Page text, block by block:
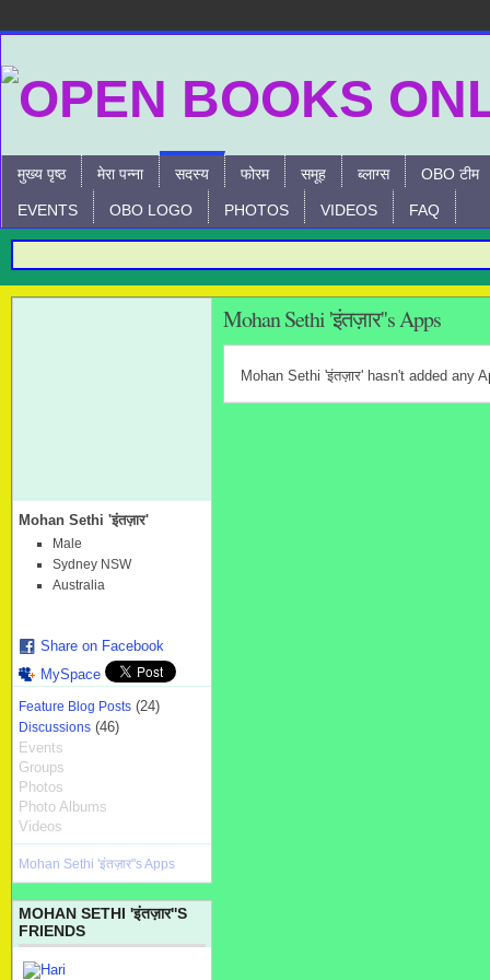
मुख्य पृष्ठ मेरा पन्ना सदस्य फोरम समूह ब्लाग्स OBO टीम
EVENTS OBO LOGO PHOTOS VIDEOS FAQ
Mohan Sethi 'इंतज़ार'
Male
Sydney NSW
Australia
Share on Facebook
MySpace
Feature Blog Posts (24)
Discussions (46)
Events
Groups
Photos
Photo Albums
Videos
Mohan Sethi 'इंतज़ार''s Apps
MOHAN SETHI 'इंतज़ार''S
FRIENDS
Mohan Sethi 'इंतज़ार''s Apps
Mohan Sethi 'इंतज़ार' hasn't added any